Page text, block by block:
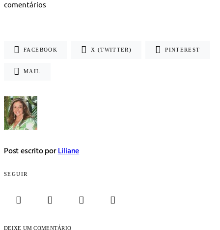
comentários
FACEBOOK X (TWITTER) PINTEREST
MAIL
Post escrito porLiliane
SEGUIR
DEIXE UM COMENTÁRIO